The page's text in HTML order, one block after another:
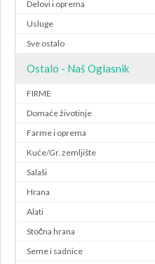
Delovi i oprema
Usluge
Sve ostalo
Ostalo - Naš Oglasnik
FIRME
Domaće životinje
Farme i oprema
Kuće/Gr. zemljište
Salaši
Hrana
Alati
Stočna hrana
Seme i sadnice